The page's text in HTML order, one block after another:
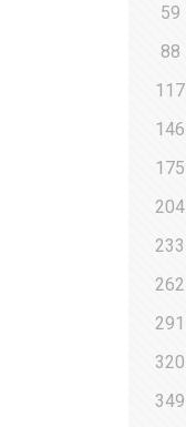
59
88
117
146
175
204
233
262
291
320
349